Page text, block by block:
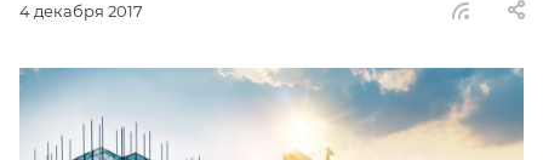
4 декабря 2017